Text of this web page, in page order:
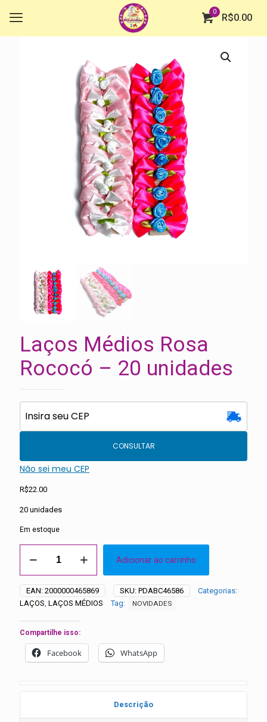
0
R$0.00
Laços Médios Rosa
Rococó – 20 unidades
CONSULTAR
Não sei meu CEP
R$22.00
20 unidades
Em estoque
Médios
Rococó
-
20
quantidade
Adicionar ao carrinho
EAN: 2000000465869 SKU: PDABC46586
Categorias:
LAÇOS LAÇOS MÉDIOS Tag: NOVIDADES
Compartilhe isso:
Facebook WhatsApp
Descrição